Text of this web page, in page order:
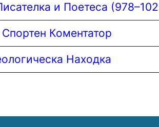
и Поетеса
Коментатор
Находка